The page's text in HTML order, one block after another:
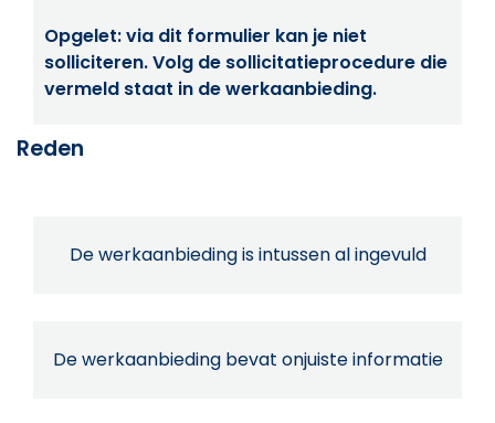
Opgelet: via dit formulier kan je niet
solliciteren. Volg de sollicitatieprocedure die
vermeld staat in de werkaanbieding.
Reden
De werkaanbieding is intussen al ingevuld
De werkaanbieding bevat onjuiste informatie